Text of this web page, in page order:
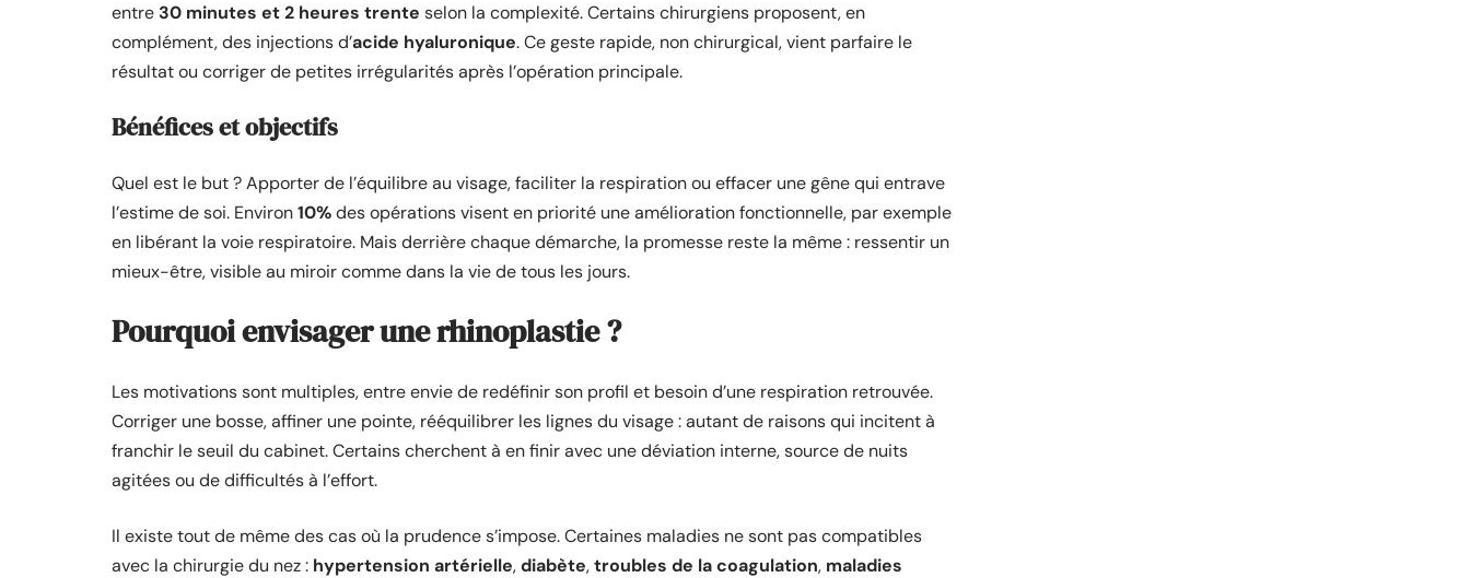
entre 30 minutes et 2 heures trente selon la complexité. Certains chirurgiens proposent, en
complément, des injections d’acide hyaluronique. Ce geste rapide, non chirurgical, vient parfaire le
résultat ou corriger de petites irrégularités après l’opération principale.
Bénéfices et objectifs
Quel est le but ? Apporter de l’équilibre au visage, faciliter la respiration ou effacer une gêne qui entrave
l’estime de soi. Environ10%des opérations visent en priorité une amélioration fonctionnelle, par exemple
en libérant la voie respiratoire. Mais derrière chaque démarche, la promesse reste la même : ressentir un
mieux-être, visible au miroir comme dans la vie de tous les jours.
Pourquoi envisager une rhinoplastie ?
Les motivations sont multiples, entre envie de redéfinir son profil et besoin d’une respiration retrouvée.
Corriger une bosse, affiner une pointe, rééquilibrer les lignes du visage : autant de raisons qui incitent à
franchir le seuil du cabinet. Certains cherchent à en finir avec une déviation interne, source de nuits
agitées ou de difficultés à l’effort.
Il existe tout de même des cas où la prudence s’impose. Certaines maladies ne sont pas compatibles
avec la chirurgie du nez : hypertension artérielle,diabète,troubles de la coagulation, maladies